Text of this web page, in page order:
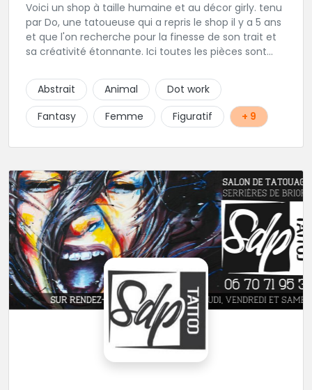
Voici un shop à taille humaine et au décor girly. tenu
par Do, une tatoueuse qui a repris le shop il y a 5 ans
et que l'on recherche pour la finesse de son trait et
sa créativité étonnante. Ici toutes les pièces sont
client. Les séances de tatouage se font en musique
et dans une ambiance décontractée.
Abstrait Animal
Dot work
Fantasy
Femme Figuratif + 9